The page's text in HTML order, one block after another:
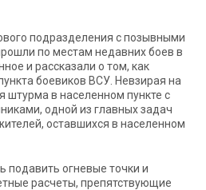
подразделения с позывными
по местам недавних боев в
и рассказали о том, как
боевиков ВСУ. Невзирая на
штурма в населенном пункте с
одной из главных задач
оставшихся в населенном
огневые точки и
расчеты, препятствующие